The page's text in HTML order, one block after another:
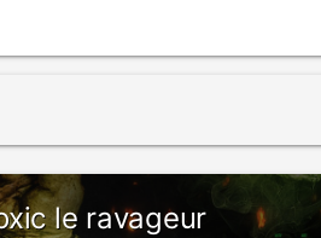
le ravageur